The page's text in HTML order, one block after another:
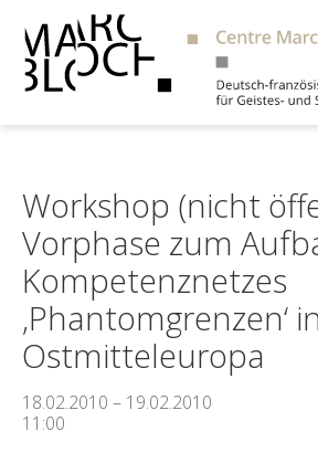
Workshop (nicht
Vorphase zum
Kompetenznetzes
‚Phantomgrenzen‘
Ostmitteleuropa
18.02.2010 – 19.02.2010
11:00